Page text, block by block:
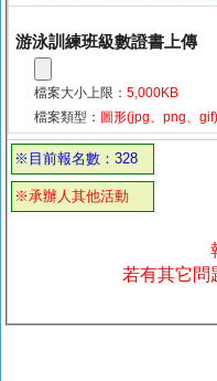
游泳訓練班級數證書上傳
檔案大小上限： 5,000KB
檔案類型： 圖形(jpg、png、gif)
※目前報名數：328
※承辦人其他活動
若有其它問